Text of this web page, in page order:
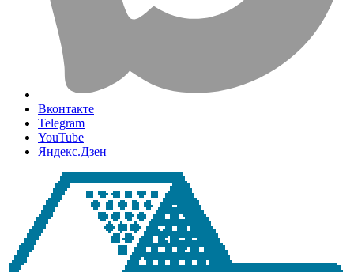
Вконтакте
Telegram
YouTube
Яндекс.Дзен